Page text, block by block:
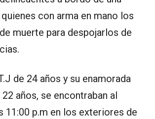
con arma en mano los
muerte para despojarlos de
de 24 años y su enamorada
22 años, se encontraban al
11:00 p.m en los exteriores de